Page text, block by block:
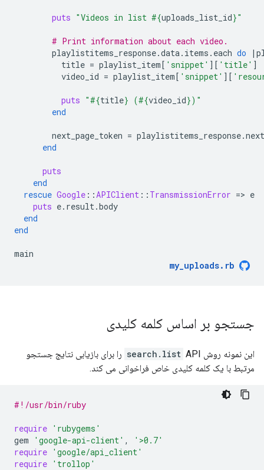
puts "Videos in list #{uploads_list_id}"
# Print information about each video.
playlistitems_response.data. items . each do |
title = playlist_item[ 'snippet' ][ 'title' ]
video_id = playlist_item[ 'snippet' ][
puts "#{title} (#{video_id})"
end
next_page_token = playlistitems_response.
end
puts
end
rescue Google ::APIClient :: TransmissionError => e
puts e. result.body
end
end
main
my_uploads. rb
جستجو بر اساس کلمه کلیدی
این نمونه روش search.list API را برای بازیابی نتایج جستجو
مرتبط با یک کلمه کلیدی خاص فراخوانی می کند.
#!/usr/bin/ruby
require 'rubygems'
gem
'google-api-client' ,
'>0.7'
require 'google/api_client'
require 'trollop'